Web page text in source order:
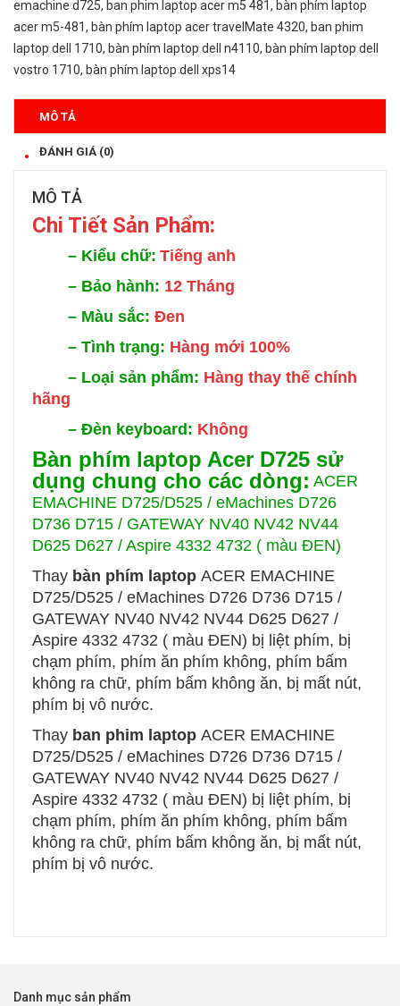
emachine d725, ban phim laptop acer m5 481, bàn phím laptop
acer m5-481, bàn phím laptop acer travelMate 4320, ban phim
laptop dell 1710, bàn phím laptop dell n4110, bàn phím laptop dell
vostro 1710, bàn phím laptop dell xps14
MÔ TẢ
ĐÁNH GIÁ (0)
MÔ TẢ
Chi Tiết Sản Phẩm:
– Kiểu chữ: Tiếng anh
– Bảo hành: 12 Tháng
– Màu sắc: Đen
– Tình trạng: Hàng mới 100%
– Loại sản phẩm: Hàng thay thế chính
hãng
– Đèn keyboard: Không
Bàn phím laptop Acer D725 sử
dụng chung cho các dòng: ACER
EMACHINE D725/D525 / eMachines D726
D736 D715 / GATEWAY NV40 NV42 NV44
D625 D627 / Aspire 4332 4732 ( màu ĐEN)
Thay bàn phím laptop ACER EMACHINE
D725/D525 / eMachines D726 D736 D715 /
GATEWAY NV40 NV42 NV44 D625 D627 /
Aspire 4332 4732 ( màu ĐEN) bị liệt phím, bị
chạm phím, phím ăn phím không, phím bấm
không ra chữ, phím bấm không ăn, bị mất nút,
phím bị vô nước.
Thay ban phim laptop ACER EMACHINE
D725/D525 / eMachines D726 D736 D715 /
GATEWAY NV40 NV42 NV44 D625 D627 /
Aspire 4332 4732 ( màu ĐEN) bị liệt phím, bị
chạm phím, phím ăn phím không, phím bấm
không ra chữ, phím bấm không ăn, bị mất nút,
phím bị vô nước.
Danh mục sản phẩm